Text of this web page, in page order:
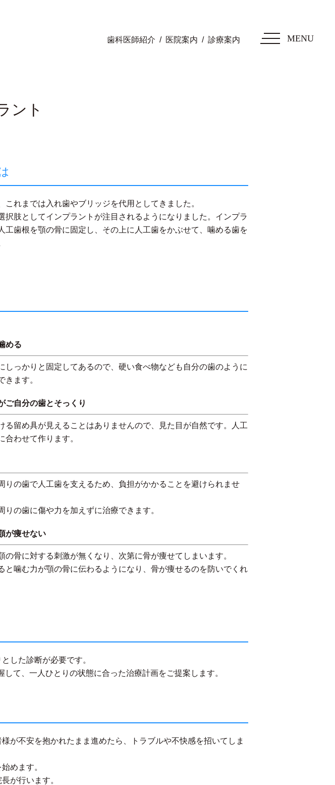
歯科医師紹介 医院案内 診療案内 MENU
ント
これまでは入れ歯やブリッジを代用としてきました。
択肢としてインプラントが注目されるようになりました。インプラ
工歯根を顎の骨に固定し、その上に人工歯をかぶせて、噛める歯を
める
しっかりと固定してあるので、硬い食べ物なども自分の歯のように
きます。
ご自分の歯とそっくり
る留め具が見えることはありませんので、見た目が自然です。人工
合わせて作ります。
りの歯で人工歯を支えるため、負担がかかることを避けられませ
りの歯に傷や力を加えずに治療できます。
が痩せない
の骨に対する刺激が無くなり、次第に骨が痩せてしまいます。
と噛む力が顎の骨に伝わるようになり、骨が痩せるのを防いでくれ
した診断が必要です。
て、一人ひとりの状態に合った治療計画をご提案します。
が不安を抱かれたまま進めたら、トラブルや不快感を招いてしま
めます。
が行います。